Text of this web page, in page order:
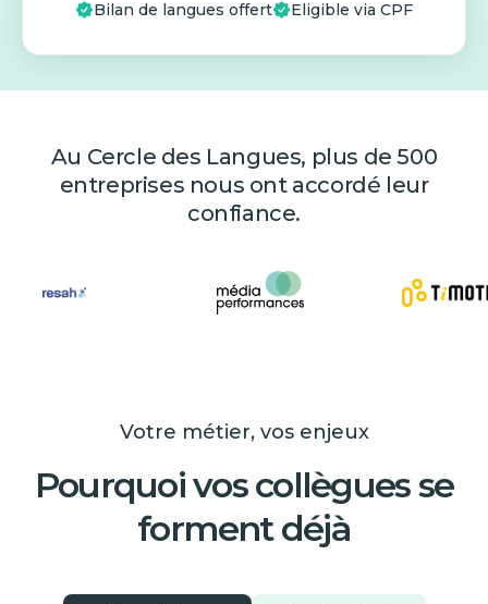
Bilan de langues offert Eligible via CPF
Au Cercle des Langues, plus de 500
entreprises nous ont accordé leur
confiance.
Votre métier, vos enjeux
Pourquoi vos collègues se
forment déjà